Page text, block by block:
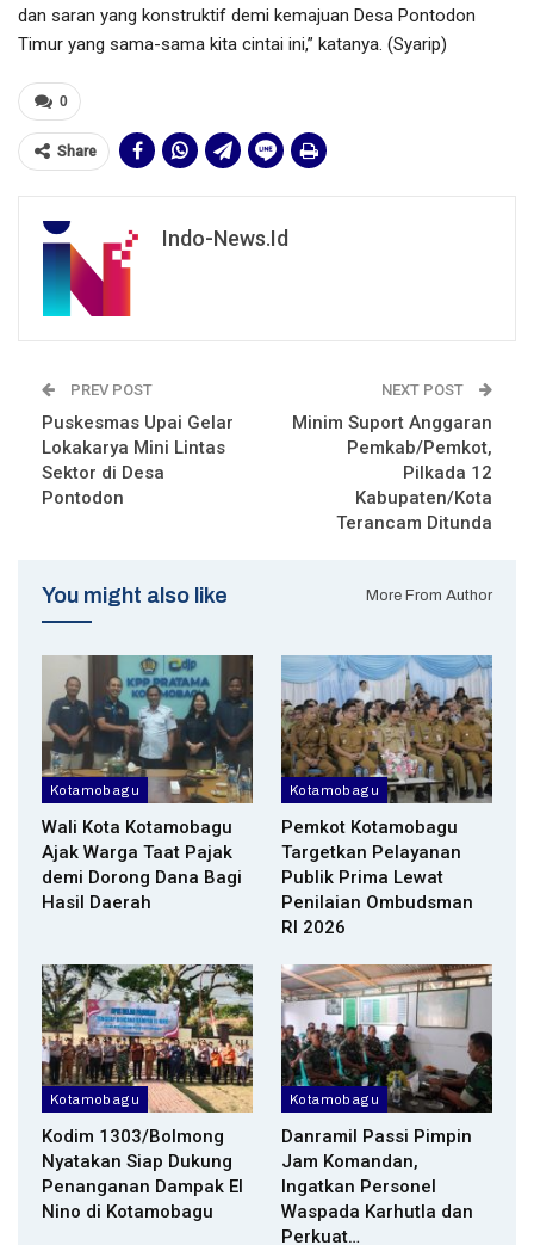
dan saran yang konstruktif demi kemajuan Desa Pontodon
Timur yang sama-sama kita cintai ini,” katanya. (Syarip)
0
Share
Indo-News.id
PREV POST
Puskesmas Upai Gelar
Lokakarya Mini Lintas
Sektor di Desa
Pontodon
NEXT POST
Minim Suport Anggaran
Pemkab/Pemkot,
Pilkada 12
Kabupaten/Kota
Terancam Ditunda
You might also like More From Author
Kotamobagu
Wali Kota Kotamobagu
Ajak Warga Taat Pajak
demi Dorong Dana Bagi
Hasil Daerah
Kotamobagu
Pemkot Kotamobagu
Targetkan Pelayanan
Publik Prima Lewat
Penilaian Ombudsman
RI 2026
Kotamobagu
Kodim 1303/Bolmong
Nyatakan Siap Dukung
Penanganan Dampak El
Nino di Kotamobagu
Kotamobagu
Danramil Passi Pimpin
Jam Komandan,
Ingatkan Personel
Waspada Karhutla dan
Perkuat…